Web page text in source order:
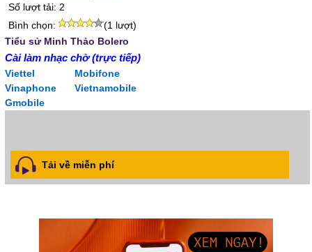
Số lượt tải: 2
Bình chọn:
(1 lượt)
Tiểu sử Minh Thảo Bolero
Cài làm nhạc chờ (trực tiếp)
Viettel
Mobifone
Vinaphone
Vietnamobile
Gmobile
Tải về miễn phí